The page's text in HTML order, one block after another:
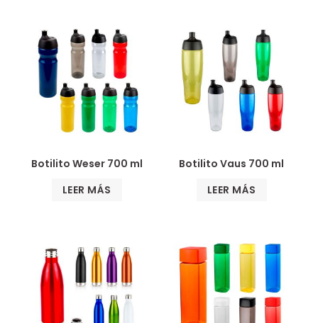
Botilito Weser 700 ml
LEER MÁS
Botilito Vaus 700 ml
LEER MÁS